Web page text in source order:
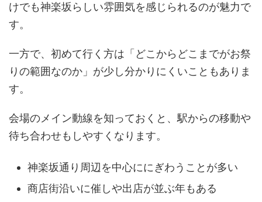
けでも神楽坂らしい雰囲気を感じられるのが魅力で
す。
一方で、初めて行く方は「どこからどこまでがお祭
りの範囲なのか」が少し分かりにくいこともありま
す。
会場のメイン動線を知っておくと、駅からの移動や
待ち合わせもしやすくなります。
神楽坂通り周辺を中心ににぎわうことが多い
商店街沿いに催しや出店が並ぶ年もある